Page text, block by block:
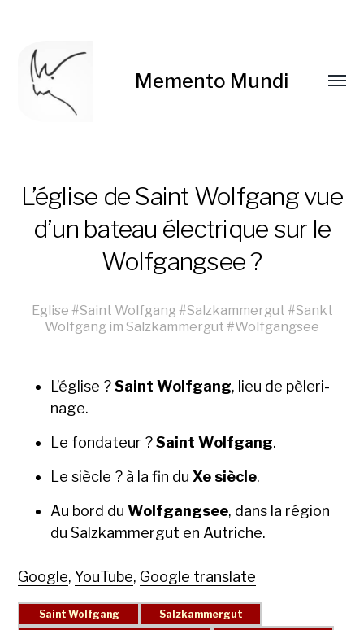
Memento Mundi
L’église de Saint Wolfgang vue
d’un bateau électrique sur le
Wolfgangsee ?
Eglise #Saint Wolfgang#Salzkammergut #Sankt
Wolfgang im Salzkammergut #Wolfgangsee
L’église ?Saint Wolf­gang, lieu de pèleri­
nage.
Le fon­da­teur ?Saint Wolf­gang.
Le siè­cle ? à la fin duXe siè­cle.
Au bord duWolf­gangsee, dans la région
du Salzkam­mergut en Autriche.
Google,YouTube, Google translate